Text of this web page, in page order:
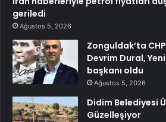
geriledi
Ağustos 5, 2026
Zonguldak’ta
Devrim Dural,
başkanı oldu
Ağustos 5, 2026
Didim Belediyesi
Güzelleşiyor